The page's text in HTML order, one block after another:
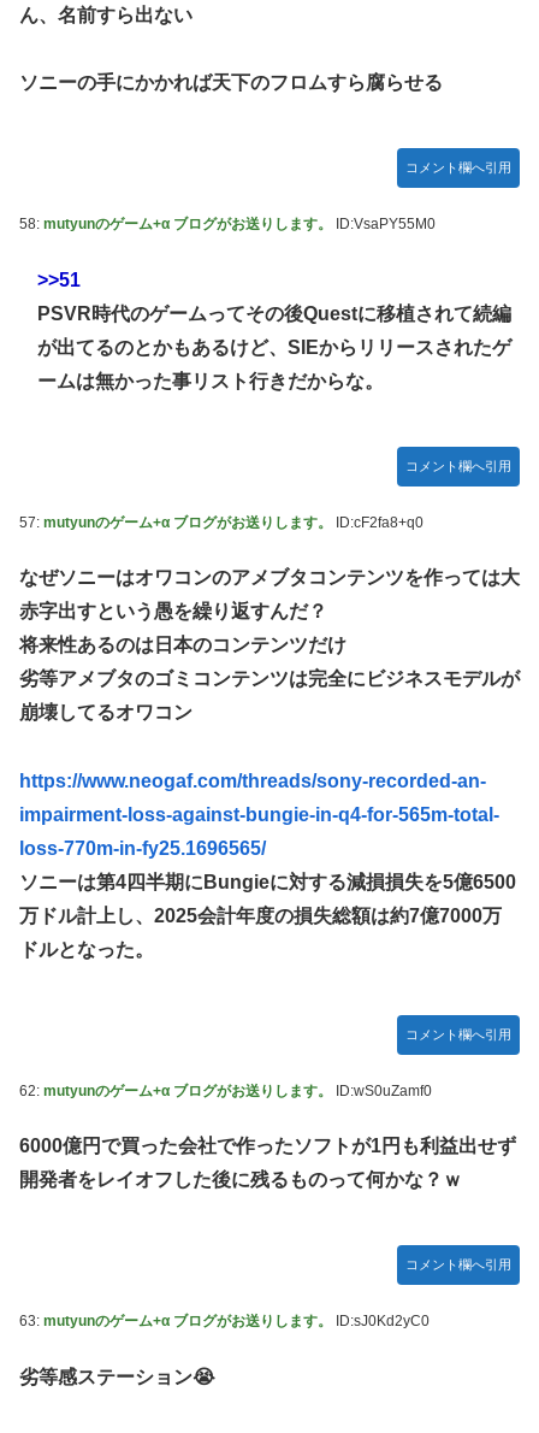
ん、名前すら出ない
ソニーの手にかかれば天下のフロムすら腐らせる
コメント欄へ引用
58: mutyunのゲーム+α ブログがお送りします。 ID:VsaPY55M0
>>51
PSVR時代のゲームってその後Questに移植されて続編
が出てるのとかもあるけど、SIEからリリースされたゲ
ームは無かった事リスト行きだからな。
コメント欄へ引用
57: mutyunのゲーム+α ブログがお送りします。 ID:cF2fa8+q0
なぜソニーはオワコンのアメブタコンテンツを作っては大
赤字出すという愚を繰り返すんだ？
将来性あるのは日本のコンテンツだけ
劣等アメブタのゴミコンテンツは完全にビジネスモデルが
崩壊してるオワコン
https://www.neogaf.com/threads/sony-recorded-an-
impairment-loss-against-bungie-in-q4-for-565m-total-
loss-770m-in-fy25.1696565/
ソニーは第4四半期にBungieに対する減損損失を5億6500
万ドル計上し、2025会計年度の損失総額は約7億7000万
ドルとなった。
コメント欄へ引用
62: mutyunのゲーム+α ブログがお送りします。 ID:wS0uZamf0
6000億円で買った会社で作ったソフトが1円も利益出せず
開発者をレイオフした後に残るものって何かな？ｗ
コメント欄へ引用
63: mutyunのゲーム+α ブログがお送りします。 ID:sJ0Kd2yC0
劣等感ステーション😭